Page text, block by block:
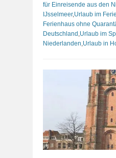
für Einreisende aus den
IJsselmeer, Urlaub im
Ferienhaus ohne
Deutschland Urlaub im
Niederlanden Urlaub in